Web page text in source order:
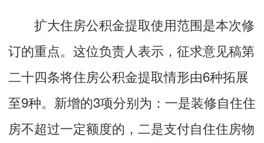
扩大住房公积金提取使用范围是本次修
订的重点。这位负责人表示，征求意见稿第
二十四条将住房公积金提取情形由6种拓展
至9种。新增的3项分别为：一是装修自住住
房不超过一定额度的，二是支付自住住房物